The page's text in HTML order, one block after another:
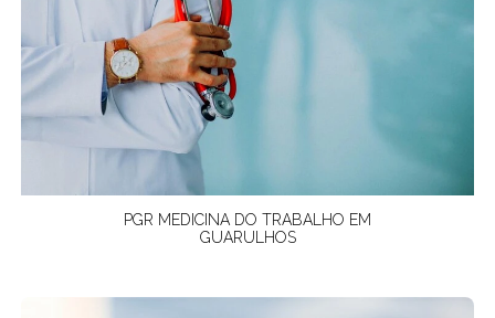
PGR MEDICINA DO TRABALHO EM
GUARULHOS